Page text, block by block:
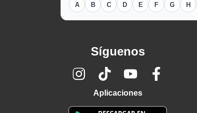
A B C D E F G H
Síguenos
Aplicaciones